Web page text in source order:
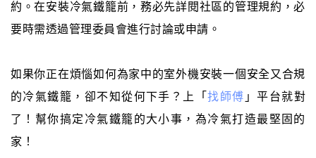
約。在安裝冷氣鐵籠前，務必先詳閱社區的管理規約，必
要時需透過管理委員會進行討論或申請。
如果你正在煩惱如何為家中的室外機安裝一個安全又合規
的冷氣鐵籠，卻不知從何下手？上「找師傅 」平台就對
了！幫你搞定冷氣鐵籠的大小事，為冷氣打造最堅固的
家！